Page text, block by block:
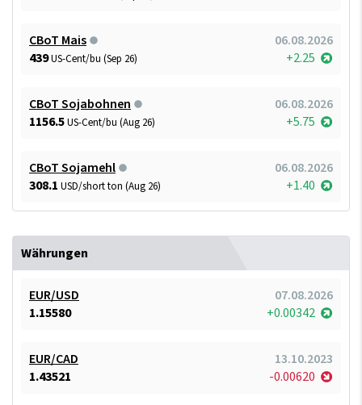
CBoT Mais
06.08.2026
439US-Cent/bu (Sep 26) +2.25
CBoT Sojabohnen
06.08.2026
1156.5US-Cent/bu (Aug 26) +5.75
CBoT Sojamehl
06.08.2026
308.1 USD/short ton (Aug 26) +1.40
Währungen
EUR/USD
07.08.2026
1.15580
+0.00342
EUR/CAD
13.10.2023
1.43521
-0.00620